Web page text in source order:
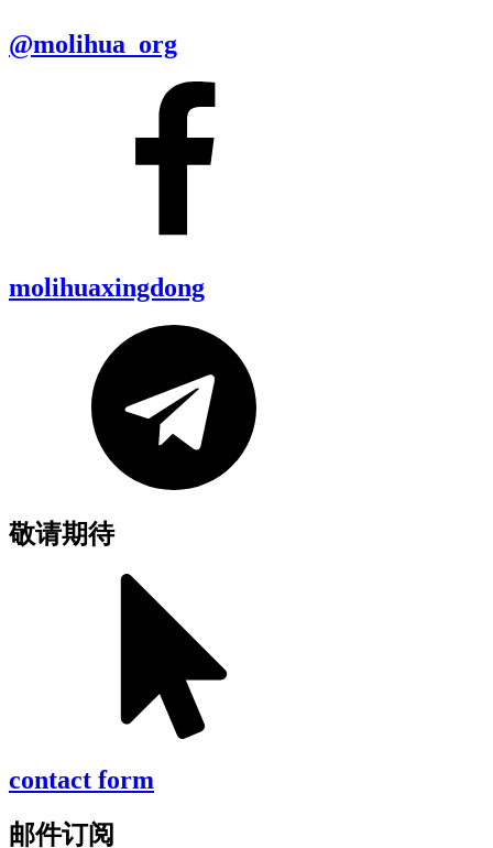
@molihua_org
molihuaxingdong
敬请期待
contact form
邮件订阅